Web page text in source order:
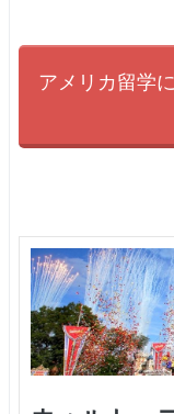
アメリカ留学